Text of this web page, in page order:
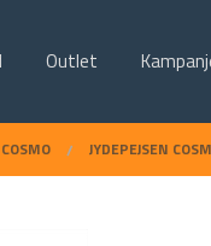
Outlet
COSMO JYDEPEJSEN